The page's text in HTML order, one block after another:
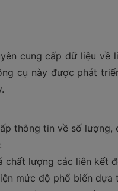
cung cấp dữ liệu
cụ này được phát
thông tin về số
chất lượng các liên kết
mức độ phổ biến dựa